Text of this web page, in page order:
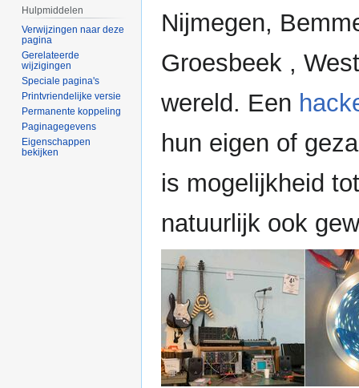
Nijmegen,
Groesbeek ,
wereld. Een
hun eigen of
is mogelijkheid
natuurlijk ook
Hulpmiddelen
Verwijzingen naar deze
pagina
Gerelateerde
wijzigingen
Speciale pagina's
Printvriendelijke versie
Permanente koppeling
Paginagegevens
Eigenschappen
bekijken